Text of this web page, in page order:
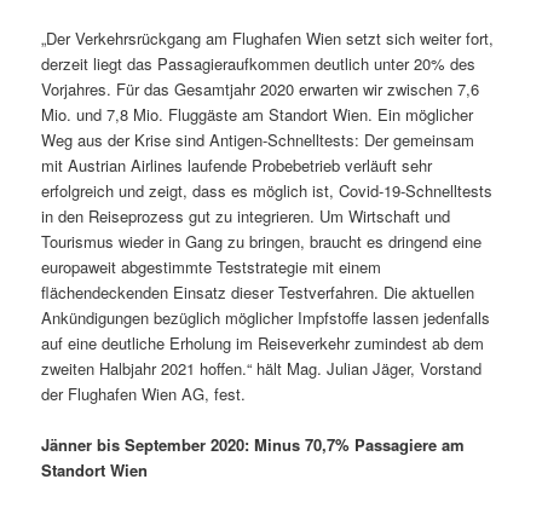
„Der Verkehrsrückgang am Flughafen Wien setzt sich weiter fort,
derzeit liegt das Passagieraufkommen deutlich unter 20% des
Vorjahres. Für das Gesamtjahr 2020 erwarten wir zwischen 7,6
Mio. und 7,8 Mio. Fluggäste am Standort Wien. Ein möglicher
Weg aus der Krise sind Antigen-Schnelltests: Der gemeinsam
mit Austrian Airlines laufende Probebetrieb verläuft sehr
erfolgreich und zeigt, dass es möglich ist, Covid-19-Schnelltests
in den Reiseprozess gut zu integrieren. Um Wirtschaft und
Tourismus wieder in Gang zu bringen, braucht es dringend eine
europaweit abgestimmte Teststrategie mit einem
flächendeckenden Einsatz dieser Testverfahren. Die aktuellen
Ankündigungen bezüglich möglicher Impfstoffe lassen jedenfalls
auf eine deutliche Erholung im Reiseverkehr zumindest ab dem
zweiten Halbjahr 2021 hoffen.“ hält Mag. Julian Jäger, Vorstand
der Flughafen Wien AG, fest.
Jänner bis September 2020: Minus 70,7% Passagiere am
Standort Wien